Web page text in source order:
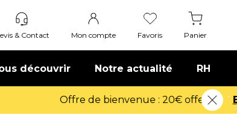
& Contact Mon compte Favoris Panier
découvrir Notre actualité RH